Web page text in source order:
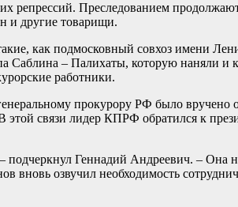
репрессий. Преследованием
и другие товарищи.
как подмосковный совхоз имени
Саблина – Палихаты, которую наняли
работники.
прокурору РФ было вручено
этой связи лидер КПРФ обратился к
подчеркнул Геннадий Андреевич. –
озвучил необходимость